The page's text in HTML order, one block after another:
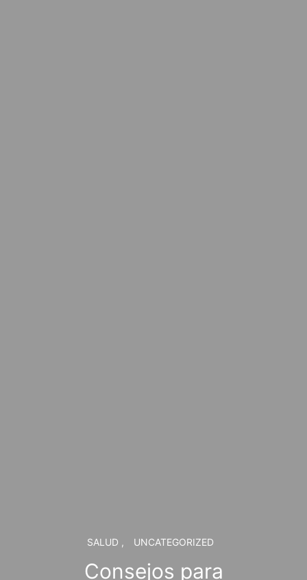
SALUD UNCATEGORIZED
Consejos para